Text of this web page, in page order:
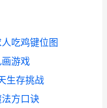
吃鸡键位图
游戏
生存挑战
方口诀